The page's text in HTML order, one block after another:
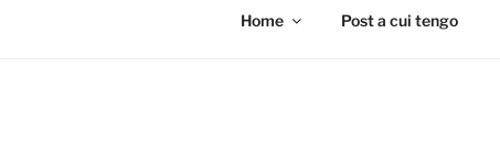
Home Post a cui tengo